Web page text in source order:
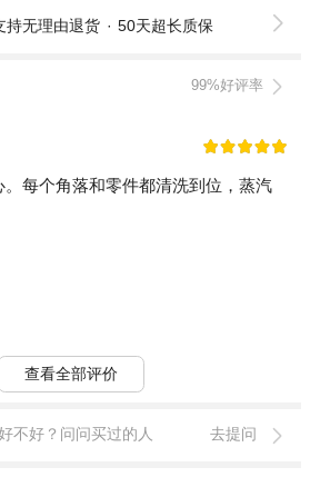
持无理由退货 50天超长质保
99%好评率
每个角落和零件都清洗到位，蒸汽
查看全部评价
不好？问问买过的人 去提问